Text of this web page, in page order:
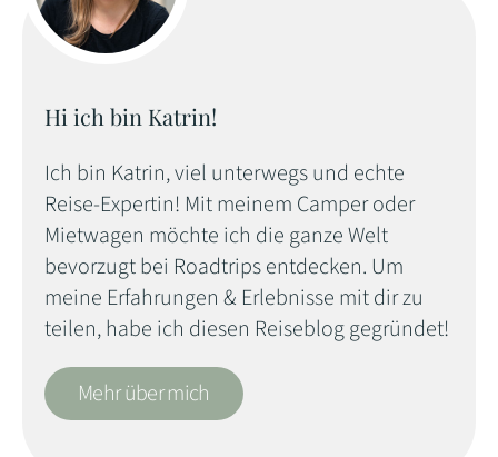
Hi ich bin Katrin!
Ich bin Katrin, viel unterwegs und echte
Reise-Expertin! Mit meinem Camper oder
Mietwagen möchte ich die ganze Welt
bevorzugt bei Roadtrips entdecken. Um
meine Erfahrungen & Erlebnisse mit dir zu
teilen, habe ich diesen Reiseblog gegründet!
Mehr über mich